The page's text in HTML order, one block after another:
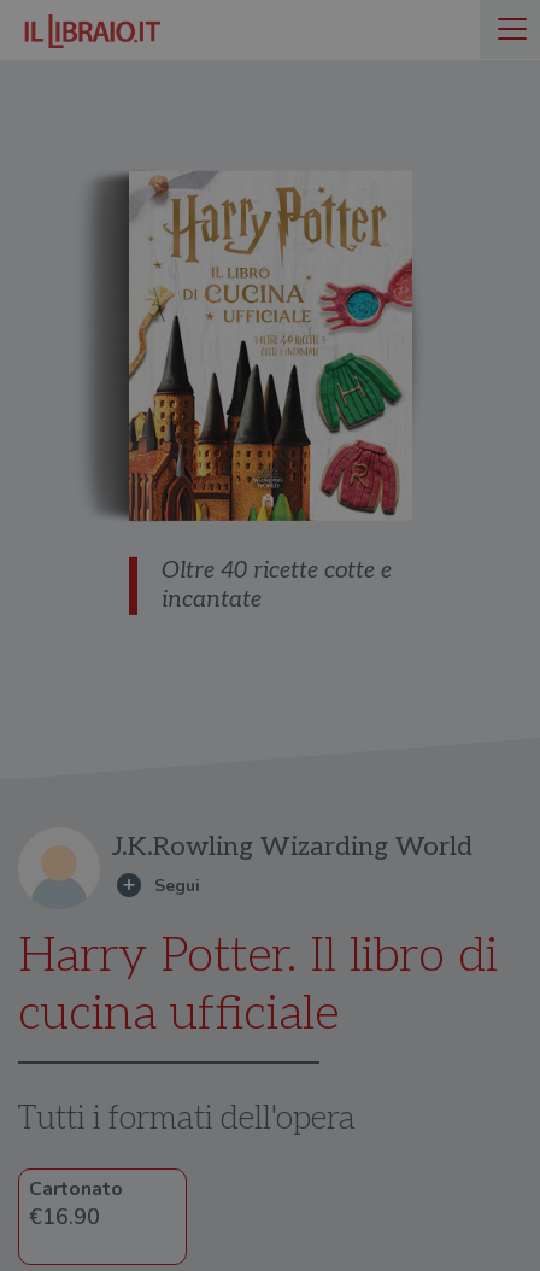
Oltre 40 ricette cotte e
incantate
J.K.Rowling Wizarding World
Harry Potter. Il libro di
cucina ufficiale
Tutti i formati dell'opera
Cartonato
€16.90